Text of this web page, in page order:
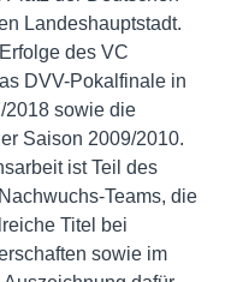
Landeshauptstadt.
des VC
DVV-Pokalfinale in
2018 sowie die
Saison 2009/2010.
ist Teil des
Teams, die
Titel bei
sowie im